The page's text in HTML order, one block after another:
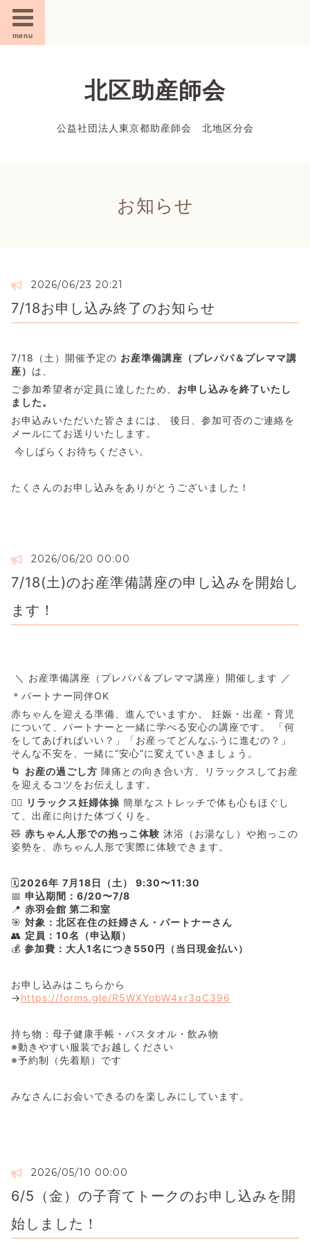
menu
北区助産師会
公益社団法人東京都助産師会 北地区分会
お知らせ
2026/06/23 20:21
7/18お申し込み終了のお知らせ
7/18（土）開催予定の お産準備講座（プレパパ＆プレママ講
座） は、
ご参加希望者が定員に達したため、 お申し込みを終了いたし
ました。
お申込みいただいた皆さまには、 後日、参加可否のご連絡を
メールにてお送りいたします。
今しばらくお待ちください。
たくさんのお申し込みをありがとうございました！
2026/06/20 00:00
7/18(土)のお産準備講座の申し込みを開始し
ます！
＼ お産準備講座（プレパパ＆プレママ講座）開催します ／
＊パートナー同伴OK
赤ちゃんを迎える準備、進んでいますか。 妊娠・出産・育児
について、パートナーと一緒に学べる安心の講座です。 「何
をしてあげればいい？」「お産ってどんなふうに進むの？」
そんな不安を、一緒に“安心”に変えていきましょう。
🌀 お産の過ごし方 陣痛との向き合い方、リラックスしてお産
を迎えるコツをお伝えします。
🧘‍♀️ リラックス妊婦体操 簡単なストレッチで体も心もほぐし
て、出産に向けた体づくりを。
🧸 赤ちゃん人形での抱っこ体験 沐浴（お湯なし）や抱っこの
姿勢を、赤ちゃん人形で実際に体験できます。
🗓2026年 7月18日（土） 9:30〜11:30
📅 申込期間：6/20〜7/8
📍 赤羽会館 第二和室
🎯 対象：北区在住の妊婦さん・パートナーさん
👥 定員：10名（申込順）
💰 参加費：大人1名につき550円（当日現金払い）
お申し込みはこちらから
→https://forms.gle/R5WXYobW4xr3qC396
持ち物：母子健康手帳・バスタオル・飲み物
※動きやすい服装でお越しください
※予約制（先着順）です
みなさんにお会いできるのを楽しみにしています。
2026/05/10 00:00
6/5（金）の子育てトークのお申し込みを開
始しました！